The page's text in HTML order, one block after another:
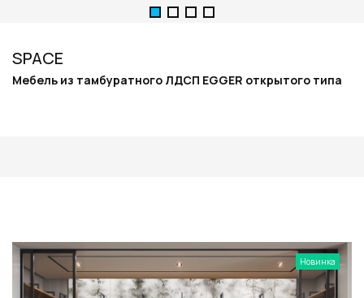
SPACE
Мебель из тамбуратного ЛДСП EGGER открытого типа
Новинка